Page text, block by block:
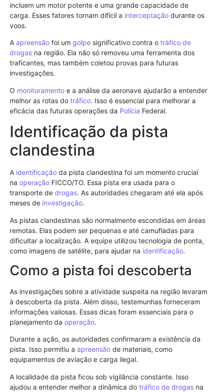
incluem um motor potente e uma grande capacidade de
carga. Esses fatores tornam difícil a interceptação durante os
voos.
A apreensão foi um golpe significativo contra o tráfico de
drogas na região. Ela não só removeu uma ferramenta dos
traficantes, mas também coletou provas para futuras
investigações.
O monitoramento e a análise da aeronave ajudarão a entender
melhor as rotas do tráfico. Isso é essencial para melhorar a
eficácia das futuras operações da Polícia Federal.
Identificação da pista
clandestina
A identificação da pista clandestina foi um momento crucial
na operação FICCO/TO. Essa pista era usada para o
transporte de drogas. As autoridades chegaram até ela após
meses de investigação.
As pistas clandestinas são normalmente escondidas em áreas
remotas. Elas podem ser pequenas e até camufladas para
dificultar a localização. A equipe utilizou tecnologia de ponta,
como imagens de satélite, para ajudar na identificação.
Como a pista foi descoberta
As investigações sobre a atividade suspeita na região levaram
à descoberta da pista. Além disso, testemunhas forneceram
informações valiosas. Essas dicas foram essenciais para o
planejamento da operação.
Durante a ação, as autoridades confirmaram a existência da
pista. Isso permitiu a apreensão de materiais, como
equipamentos de aviação e carga ilegal.
A localidade da pista ficou sob vigilância constante. Isso
ajudou a entender melhor a dinâmica do tráfico de drogas na